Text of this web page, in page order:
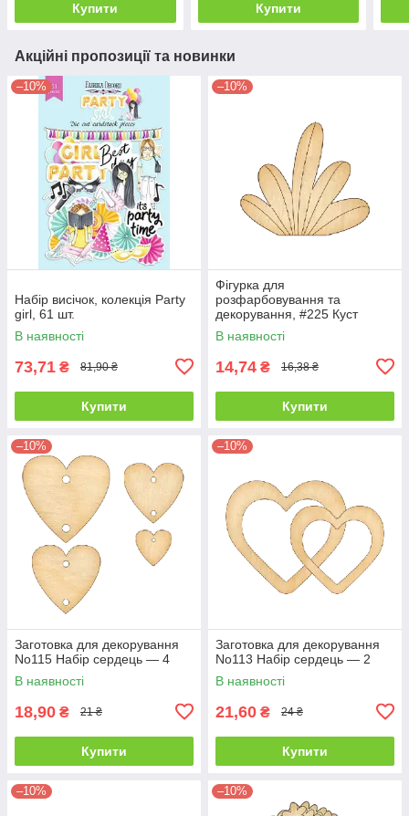
Купити Купити
Акційні пропозиції та новинки
–10%
Набір висічок, колекція Party
girl, 61 шт.
В наявності
73,71 ₴ 81,90 ₴
Купити
–10%
Фігурка для
розфарбовування та
декорування, #225 Куст
В наявності
14,74 ₴ 16,38 ₴
Купити
–10%
Заготовка для декорування
No115 Набір сердець — 4
В наявності
18,90 ₴ 21 ₴
Купити
–10%
Заготовка для декорування
No113 Набір сердець — 2
В наявності
21,60 ₴ 24 ₴
Купити
–10% –10%